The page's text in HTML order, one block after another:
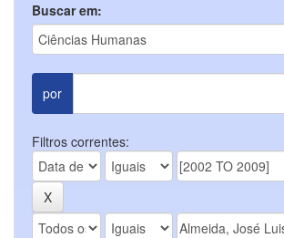
Buscar em:
por
Filtros correntes: